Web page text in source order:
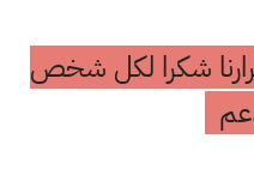
شكرا لكل شخص